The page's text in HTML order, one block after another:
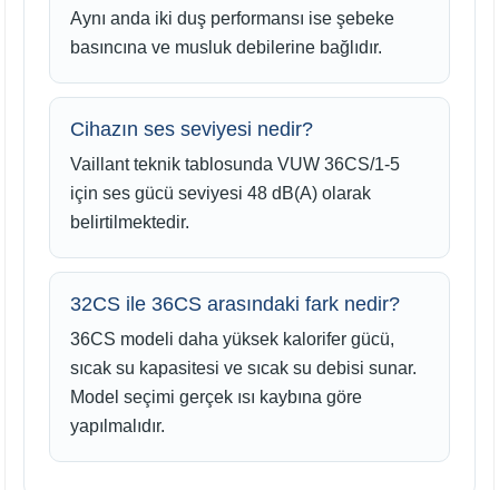
Aynı anda iki duş performansı ise şebeke
basıncına ve musluk debilerine bağlıdır.
Cihazın ses seviyesi nedir?
Vaillant teknik tablosunda VUW 36CS/1-5
için ses gücü seviyesi 48 dB(A) olarak
belirtilmektedir.
32CS ile 36CS arasındaki fark nedir?
36CS modeli daha yüksek kalorifer gücü,
sıcak su kapasitesi ve sıcak su debisi sunar.
Model seçimi gerçek ısı kaybına göre
yapılmalıdır.